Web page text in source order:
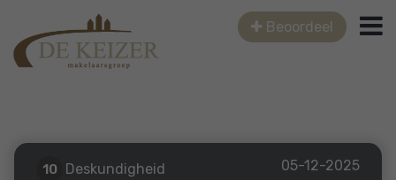
Beoordeel
05-12-2025
10 Deskundigheid